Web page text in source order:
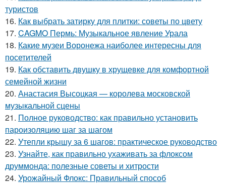
туристов
16. Как выбрать затирку для плитки: советы по цвету
17. CAGMO Пермь: Музыкальное явление Урала
18. Какие музеи Воронежа наиболее интересны для
посетителей
19. Как обставить двушку в хрущевке для комфортной
семейной жизни
20. Анастасия Высоцкая — королева московской
музыкальной сцены
21. Полное руководство: как правильно установить
пароизоляцию шаг за шагом
22. Утепли крышу за 6 шагов: практическое руководство
23. Узнайте, как правильно ухаживать за флоксом
друммонда: полезные советы и хитрости
24. Урожайный Флокс: Правильный способ